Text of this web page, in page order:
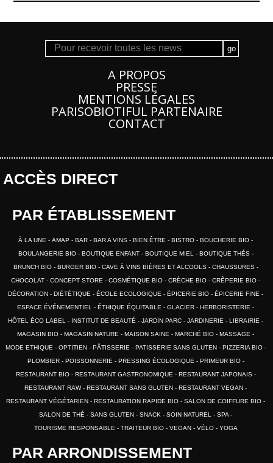
A PROPOS
PRESSE
MENTIONS LÉGALES
PARISOBIOTIFUL PARTENAIRE
CONTACT
ACCÈS DIRECT
PAR ÉTABLISSEMENT
À LA UNE AMAP BAR BAR A VINS BIEN ÊTRE BISTRO
BOUCHERIE BIO
BOULANGERIE BIO
BOUTIQUE ENFANT BOUTIQUE MIEL
BOUTIQUE THÉS
BRUNCH BIO
BURGER BIO CAVE À VINS BIÈRES ET ALCOOLS
CHAUSSURES
CHOCOLAT
CONCEPT STORE COSMÉTIQUE BIO CRÈCHE BIO
CRÊPERIE BIO
DÉCORATION
DIÉTÉTIQUE ÉCOLE ECOLOGIQUE ÉPICERIE BIO
ÉPICERIE FINE
ESPACE ÉVÉNEMENTIEL
ÉTHIQUE ÉQUITABLE GLACIER
HERBORISTERIE
HÔTEL ÉCO LABEL
INSTITUT DE BEAUTÉ JARDIN PARC JARDINERIE
LIBRAIRIE
MAGASIN BIO
MAGASIN NATURE MAISON SAINE MARCHÉ BIO
MASSAGE
MODE ETHIQUE
OPTITIEN PÂTISSERIE PATISSERIE SANS GLUTEN
PIZZERIA BIO
PLOMBIER
POISSONNERIE PRESSING ÉCOLOGIQUE
PRIMEUR BIO
RESTAURANT BIO
RESTAURANT GASTRONOMIQUE
RESTAURANT JAPONAIS
RESTAURANT RAW
RESTAURANT SANS GLUTEN
RESTAURANT VEGAN
RESTAURANT VÉGÉTARIEN
RESTAURATION RAPIDE BIO
SALON DE COIFFURE BIO
SALON DE THÉ
SANS GLUTEN SNACK SOIN NATUREL
SPA
TOURISME RESPONSABLE
TRAITEUR BIO VEGAN VÉLO YOGA
PAR ARRONDISSEMENT